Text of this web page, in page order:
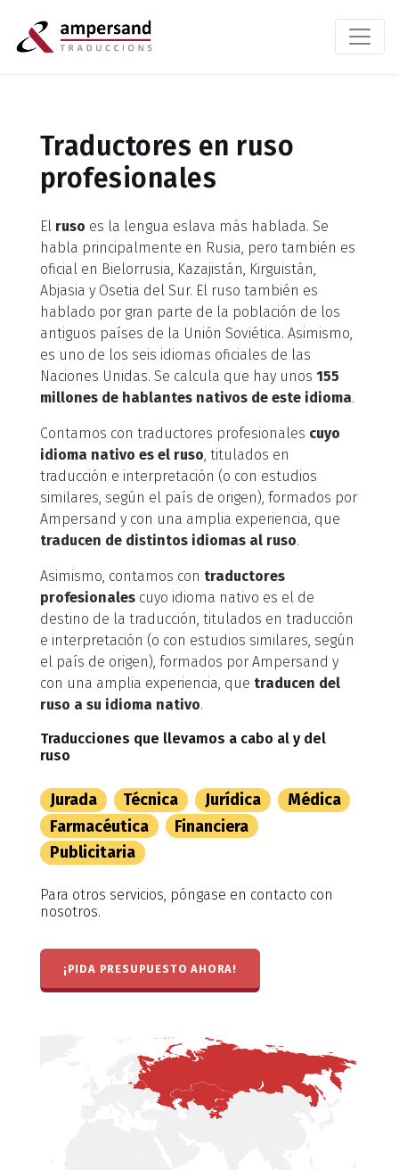
Traductores en ruso
profesionales
El ruso es la lengua eslava más hablada. Se
habla principalmente en Rusia, pero también es
oficial en Bielorrusia, Kazajistán, Kirguistán,
Abjasia y Osetia del Sur. El ruso también es
hablado por gran parte de la población de los
antiguos países de la Unión Soviética. Asimismo,
es uno de los seis idiomas oficiales de las
Naciones Unidas. Se calcula que hay unos 155
millones de hablantes nativos de este idioma.
Contamos con traductores profesionales cuyo
idioma nativo es el ruso, titulados en
traducción e interpretación (o con estudios
similares, según el país de origen), formados por
Ampersand y con una amplia experiencia, que
traducen de distintos idiomas al ruso.
Asimismo, contamos con traductores
profesionales cuyo idioma nativo es el de
destino de la traducción, titulados en traducción
e interpretación (o con estudios similares, según
el país de origen), formados por Ampersand y
con una amplia experiencia, que traducen del
ruso a su idioma nativo.
Traducciones que llevamos a cabo al y del
ruso
Jurada Técnica Jurídica
Médica
Farmacéutica
Financiera
Publicitaria
Para otros servicios, póngase en contacto con
nosotros.
¡PIDA PRESUPUESTO AHORA!